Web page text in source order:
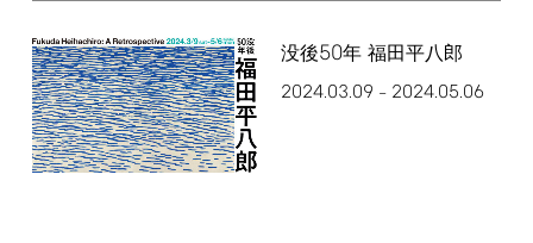
没後50年 福田平八郎
2024.03.09– 2024.05.06